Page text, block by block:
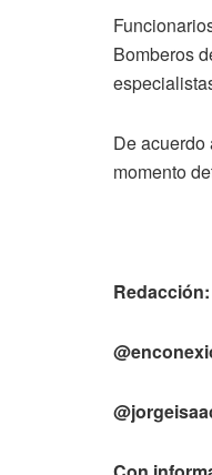
Bomberos
De acuerdo
momento